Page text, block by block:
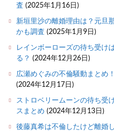
査 (2025年1月16日)
新垣里沙の離婚理由は？元旦
かも調査 (2025年1月9日)
レインボーローズの待ち受け
る？ (2024年12月26日)
広瀬めぐみの不倫騒動まとめ
(2024年12月17日)
ストロベリームーンの待ち受
スまとめ (2024年12月13日)
後藤真希は不倫したけど離婚